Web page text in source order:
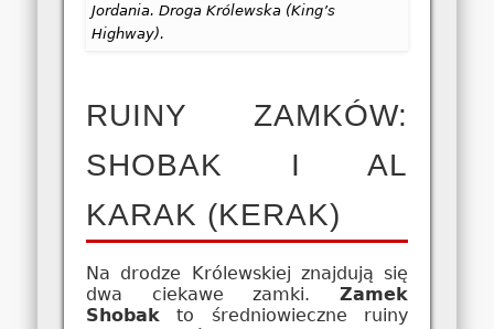
Jordania. Droga Królewska (King’s
Highway).
RUINY ZAMKÓW:
SHOBAK I AL
KARAK (KERAK)
Na drodze Królewskiej znajdują się
dwa ciekawe zamki. Zamek
Shobak to średniowieczne ruiny